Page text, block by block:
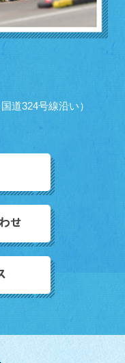
道324号線沿い）
せ